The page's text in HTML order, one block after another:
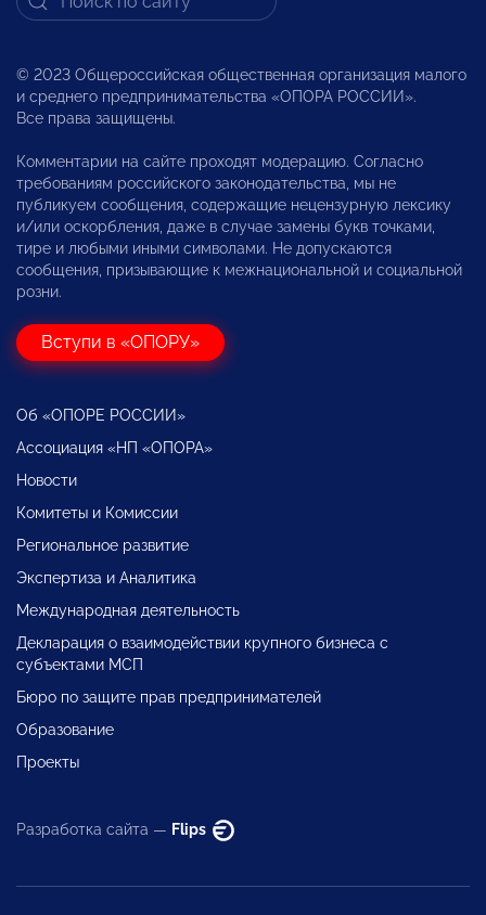
© 2023 Общероссийская общественная организация малого
и среднего предпринимательства «ОПОРА РОССИИ».
Все права защищены.
Комментарии на сайте проходят модерацию. Согласно
требованиям российского законодательства, мы не
публикуем сообщения, содержащие нецензурную лексику
и/или оскорбления, даже в случае замены букв точками,
тире и любыми иными символами. Не допускаются
сообщения, призывающие к межнациональной и социальной
розни.
Вступи в «ОПОРУ»
Об «ОПОРЕ РОССИИ»
Ассоциация «НП «ОПОРА»
Новости
Комитеты и Комиссии
Региональное развитие
Экспертиза и Аналитика
Международная деятельность
Декларация о взаимодействии крупного бизнеса с
субъектами МСП
Бюро по защите прав предпринимателей
Образование
Проекты
Разработка сайта — Flips